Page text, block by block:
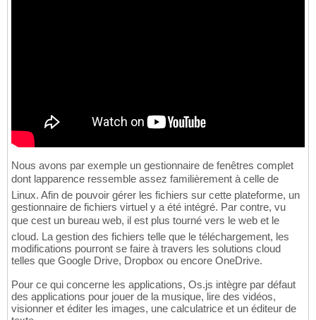
Nous avons par exemple un gestionnaire de fenêtres complet
dont lapparence ressemble assez familièrement à celle de
Linux. Afin de pouvoir gérer les fichiers sur cette plateforme, un
gestionnaire de fichiers virtuel y a été intégré. Par contre, vu
que cest un bureau web, il est plus tourné vers le web et le
cloud. La gestion des fichiers telle que le téléchargement, les
modifications pourront se faire à travers les solutions cloud
telles que Google Drive, Dropbox ou encore OneDrive.
Pour ce qui concerne les applications, Os.js intègre par défaut
des applications pour jouer de la musique, lire des vidéos,
visionner et éditer les images, une calculatrice et un éditeur de